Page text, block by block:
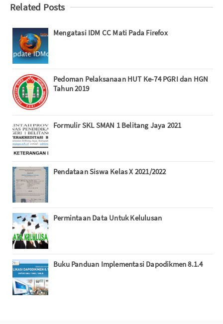
Related Posts
Mengatasi IDM CC Mati Pada Firefox
Pedoman Pelaksanaan HUT Ke-74 PGRI dan HGN
Tahun 2019
Formulir SKL SMAN 1 Belitang Jaya 2021
Pendataan Siswa Kelas X 2021/2022
Permintaan Data Untuk Kelulusan
Buku Panduan Implementasi Dapodikmen 8.1.4